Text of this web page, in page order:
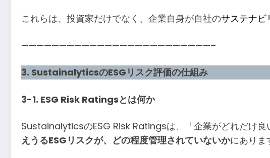
これらは、投資家だけでなく、企業自身が自社のサステナビ
—————————————————————————–
3. SustainalyticsのESGリスク評価の仕組み
3-1. ESG Risk Ratingsとは何か
SustainalyticsのESG Risk Ratingsは、「企業がどれだけ良
えうるESGリスクが、どの程度管理されていないかにありま